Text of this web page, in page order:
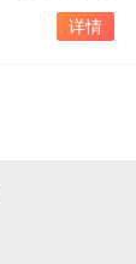
详情